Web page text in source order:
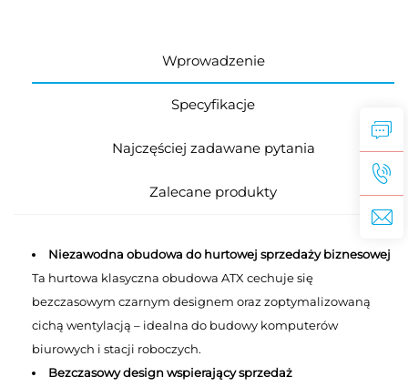
Wprowadzenie
Specyfikacje
Najczęściej zadawane pytania
Zalecane produkty
Niezawodna obudowa do hurtowej sprzedaży biznesowej
Ta hurtowa klasyczna obudowa ATX cechuje się
bezczasowym czarnym designem oraz zoptymalizowaną
cichą wentylacją – idealna do budowy komputerów
biurowych i stacji roboczych.
Bezczasowy design wspierający sprzedaż